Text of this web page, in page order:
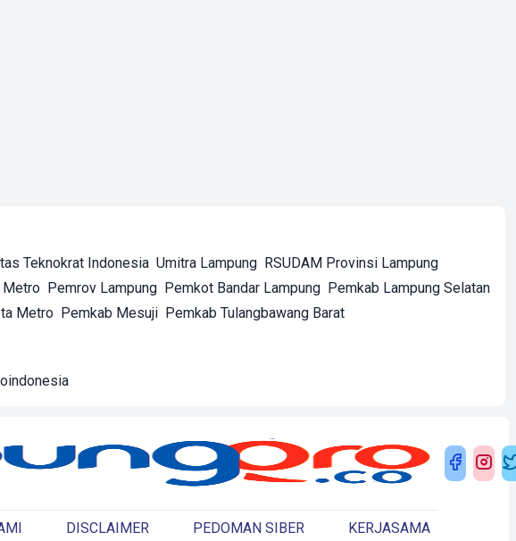
Teknokrat Indonesia Umitra Lampung RSUDAM Provinsi Lampung
Metro Pemrov Lampung Pemkot Bandar Lampung Pemkab Lampung Selatan
Metro Pemkab Mesuji Pemkab Tulangbawang Barat
DISCLAIMER PEDOMAN SIBER KERJASAMA